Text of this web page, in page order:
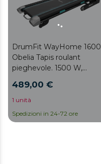
DrumFit WayHome 1600
Obelia Tapis roulant
pieghevole. 1500 W,
inclinazione motorizzata,
superficie di 130x42 cm,
amortizzazione UltraFlex
System, display LCD
489,00 €
1 unità
Spedizioni in 24-72 ore